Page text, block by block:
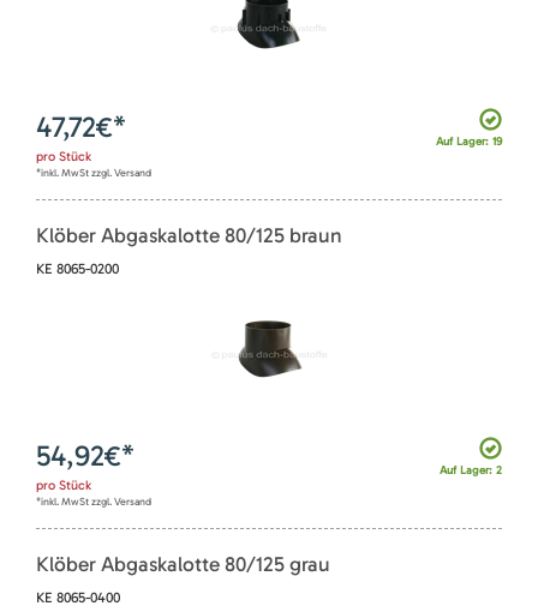
Auf Lager: 19
47,72€*
pro Stück
*inkl. MwSt zzgl. Versand
Klöber Abgaskalotte 80/125 braun
KE 8065-0200
Auf Lager: 2
54,92€*
pro Stück
*inkl. MwSt zzgl. Versand
Klöber Abgaskalotte 80/125 grau
KE 8065-0400